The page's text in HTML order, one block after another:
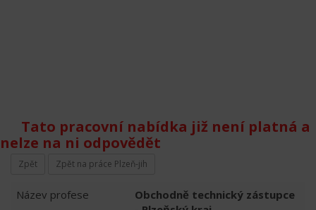
Tato pracovní nabídka již není platná a
nelze na ni odpovědět
Zpět Zpět na práce Plzeň-jih
Název profese
Obchodně technický zástupce